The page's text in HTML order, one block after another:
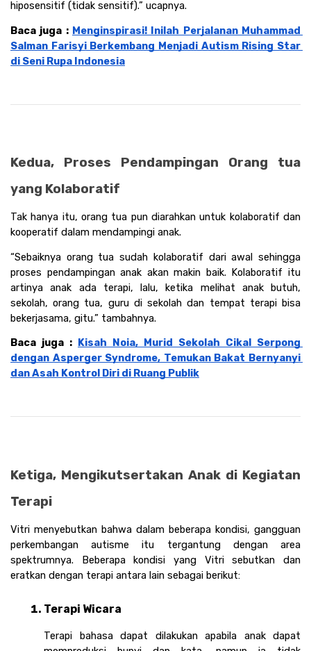
hiposensitif (tidak sensitif).” ucapnya.
Baca juga : Menginspirasi! Inilah Perjalanan Muhammad
Salman Farisyi Berkembang Menjadi Autism Rising Star
di Seni Rupa Indonesia
Kedua, Proses Pendampingan Orang tua
yang Kolaboratif
Tak hanya itu, orang tua pun diarahkan untuk kolaboratif dan
kooperatif dalam mendampingi anak.
“Sebaiknya orang tua sudah kolaboratif dari awal sehingga
proses pendampingan anak akan makin baik. Kolaboratif itu
artinya anak ada terapi, lalu, ketika melihat anak butuh,
sekolah, orang tua, guru di sekolah dan tempat terapi bisa
bekerjasama, gitu.” tambahnya.
Baca juga : Kisah Noia, Murid Sekolah Cikal Serpong
dengan Asperger Syndrome, Temukan Bakat Bernyanyi
dan Asah Kontrol Diri di Ruang Publik
Ketiga, Mengikutsertakan Anak di Kegiatan
Terapi
Vitri menyebutkan bahwa dalam beberapa kondisi, gangguan
perkembangan autisme itu tergantung dengan area
spektrumnya. Beberapa kondisi yang Vitri sebutkan dan
eratkan dengan terapi antara lain sebagai berikut:
Terapi Wicara
Terapi bahasa dapat dilakukan apabila anak dapat